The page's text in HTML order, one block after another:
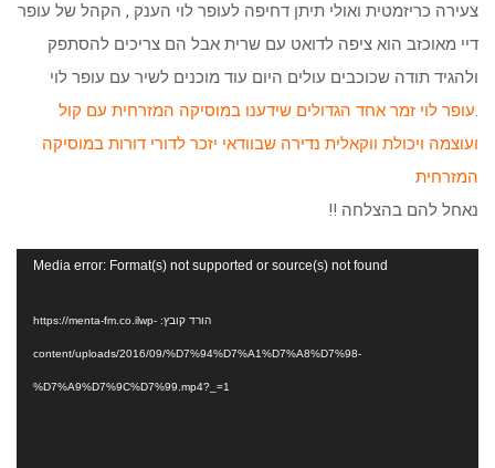
צעירה כריזמטית ואולי תיתן דחיפה לעופר לוי הענק , הקהל של עופר
דיי מאוכזב הוא ציפה לדואט עם שרית אבל הם צריכים להסתפק
ולהגיד תודה שכוכבים עולים היום עוד מוכנים לשיר עם עופר לוי
.עופר לוי זמר אחד הגדולים שידענו במוסיקה המזרחית עם קול
ועוצמה ויכולת ווקאלית נדירה שבוודאי יזכר לדורי דורות במוסיקה
המזרחית
נאחל להם בהצלחה !!
Media error: Format(s) not supported or source(s) not found
הורד קובץ: https://menta-fm.co.ilwp-
content/uploads/2016/09/%D7%94%D7%A1%D7%A8%D7%98-
%D7%A9%D7%9C%D7%99.mp4?_=1